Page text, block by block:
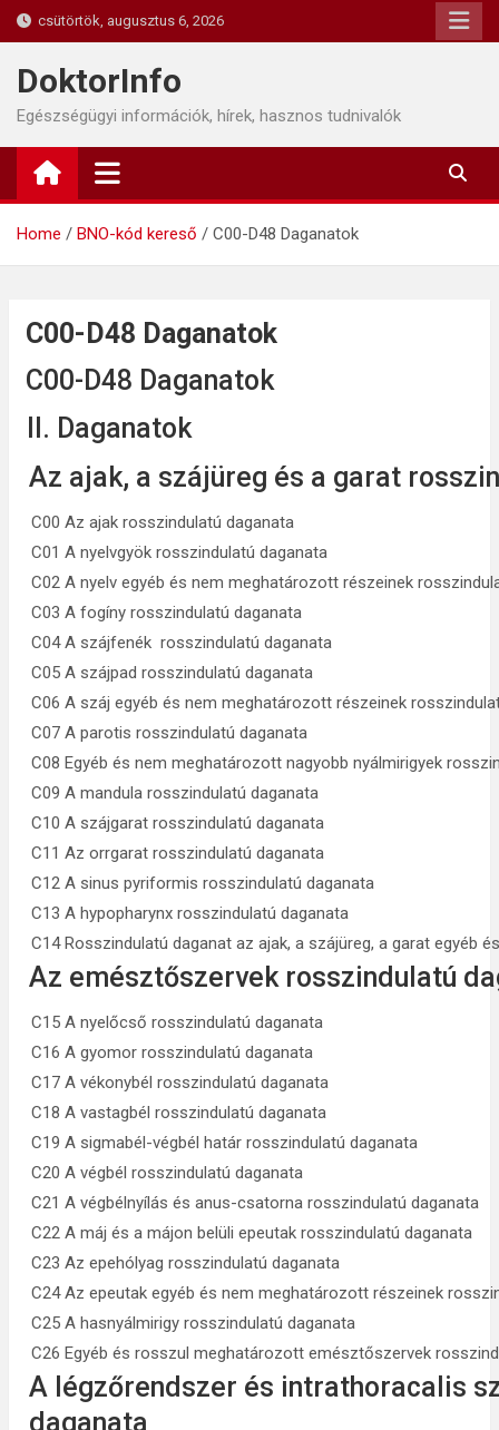
Skip
to
content
csütörtök, augusztus 6, 2026
DoktorInfo
Egészségügyi információk, hírek, hasznos tudnivalók
Home BNO-kód kereső C00-D48 Daganatok
C00-D48 Daganatok
C00-D48 Daganatok
II. Daganatok
Az ajak, a szájüreg és a garat
C00 Az ajak rosszindulatú daganata
C01 A nyelvgyök rosszindulatú daganata
C02 A nyelv egyéb és nem meghatározott részeinek
C03 A fogíny rosszindulatú daganata
C04 A szájfenék rosszindulatú daganata
C05 A szájpad rosszindulatú daganata
C06 A száj egyéb és nem meghatározott részeinek
C07 A parotis rosszindulatú daganata
C08 Egyéb és nem meghatározott nagyobb nyálmirigyek
C09 A mandula rosszindulatú daganata
C10 A szájgarat rosszindulatú daganata
C11 Az orrgarat rosszindulatú daganata
C12 A sinus pyriformis rosszindulatú daganata
C13 A hypopharynx rosszindulatú daganata
C14 Rosszindulatú daganat az ajak, a szájüreg, a garat egyéb
Az emésztőszervek rosszindulatú
C15 A nyelőcső rosszindulatú daganata
C16 A gyomor rosszindulatú daganata
C17 A vékonybél rosszindulatú daganata
C18 A vastagbél rosszindulatú daganata
C19 A sigmabél-végbél határ rosszindulatú daganata
C20 A végbél rosszindulatú daganata
C21 A végbélnyílás és anus-csatorna rosszindulatú daganata
C22 A máj és a májon belüli epeutak rosszindulatú daganata
C23 Az epehólyag rosszindulatú daganata
C24 Az epeutak egyéb és nem meghatározott részeinek
C25 A hasnyálmirigy rosszindulatú daganata
C26 Egyéb és rosszul meghatározott emésztőszervek
A légzőrendszer és intrathoracalis
daganata